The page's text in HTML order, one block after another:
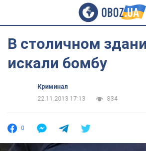
В столичном
искали бомбу
Криминал
22.11.2013 17:13
834
0